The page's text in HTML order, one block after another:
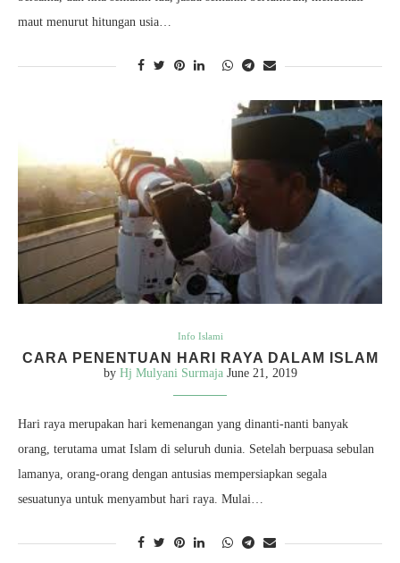
maut menurut hitungan usia…
Info Islami
CARA PENENTUAN HARI RAYA DALAM ISLAM
by Hj Mulyani Surmaja June 21, 2019
Hari raya merupakan hari kemenangan yang dinanti-nanti banyak
orang, terutama umat Islam di seluruh dunia. Setelah berpuasa sebulan
lamanya, orang-orang dengan antusias mempersiapkan segala
sesuatunya untuk menyambut hari raya. Mulai…